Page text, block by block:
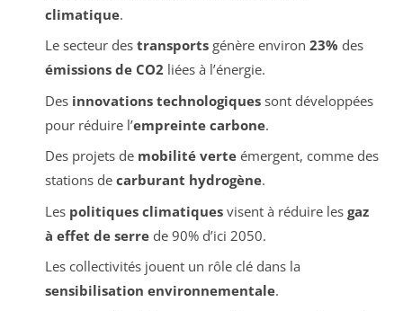
climatique.
Le secteur des transportsgénère environ 23% des
émissions de CO2 liées à l’énergie.
Des innovations technologiquessont développées
pour réduire l’empreinte carbone.
Des projets de mobilité verteémergent, comme des
stations de carburant hydrogène.
Les politiques climatiquesvisent à réduire les gaz
à effet de serrede 90% d’ici 2050.
Les collectivités jouent un rôle clé dans la
sensibilisation environnementale.